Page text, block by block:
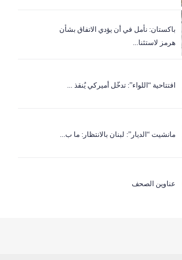
باكستان: نأمل في أن يؤدي الاتفاق بشأن
هرمز لاستئنا...
افتتاحية “اللواء”: تدخّل أميركي يُنقذ ...
مانشيت “الديار”: لبنان بالانتظار: ما ب...
عناوين الصحف